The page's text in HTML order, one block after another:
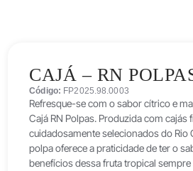
CAJÁ – RN
Código: FP2025.98.0003
Refresque-se com o sabor cítrico e
Cajá RN Polpas. Produzida com cajás
cuidadosamente selecionados do Rio
polpa oferece a praticidade de ter o
benefícios dessa fruta tropical